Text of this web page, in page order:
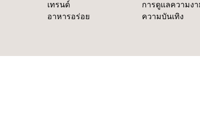
เทรนด์
การดูแลความงา
อาหารอร่อย
ความบันเทิง